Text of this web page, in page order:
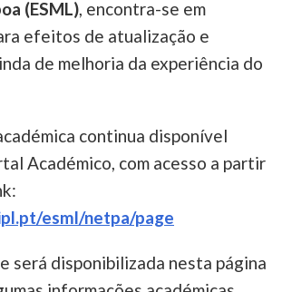
(ESML), encontra-se em
efeitos de atualização e
de melhoria da experiência do
continua disponível
Académico, com acesso a partir
esml/netpa/page
será disponibilizada nesta página